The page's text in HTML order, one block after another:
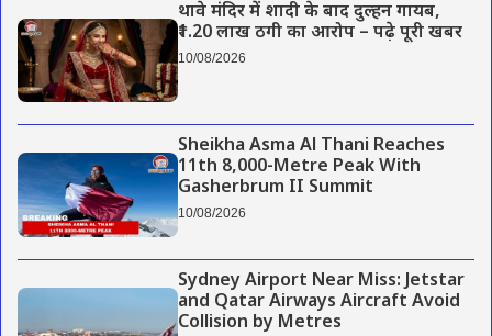
थावे मंदिर में शादी के बाद दुल्हन गायब,
₹1.20 लाख ठगी का आरोप – पढ़े पूरी खबर
10/08/2026
Sheikha Asma Al Thani Reaches
11th 8,000-Metre Peak With
Gasherbrum II Summit
10/08/2026
Sydney Airport Near Miss: Jetstar
and Qatar Airways Aircraft Avoid
Collision by Metres